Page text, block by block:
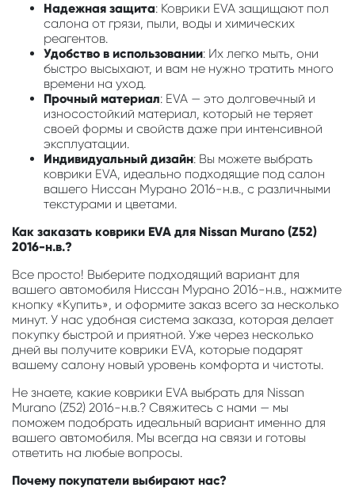
Надежная защита: Коврики EVA защищают пол
салона от грязи, пыли, воды и химических
реагентов.
Удобство в использовании: Их легко мыть, они
быстро высыхают, и вам не нужно тратить много
времени на уход.
Прочный материал: EVA — это долговечный и
износостойкий материал, который не теряет
своей формы и свойств даже при интенсивной
эксплуатации.
Индивидуальный дизайн: Вы можете выбрать
коврики EVA, идеально подходящие под салон
вашего Ниссан Мурано 2016-н.в., с различными
текстурами и цветами.
Как заказать коврики EVA для Nissan Murano (Z52)
2016-н.в.?
Все просто! Выберите подходящий вариант для
вашего автомобиля Ниссан Мурано 2016-н.в., нажмите
кнопку «Купить», и оформите заказ всего за несколько
минут. У нас удобная система заказа, которая делает
покупку быстрой и приятной. Уже через несколько
дней вы получите коврики EVA, которые подарят
вашему салону новый уровень комфорта и чистоты.
Не знаете, какие коврики EVA выбрать для Nissan
Murano (Z52) 2016-н.в.? Свяжитесь с нами — мы
поможем подобрать идеальный вариант именно для
вашего автомобиля. Мы всегда на связи и готовы
ответить на любые вопросы.
Почему покупатели выбирают нас?